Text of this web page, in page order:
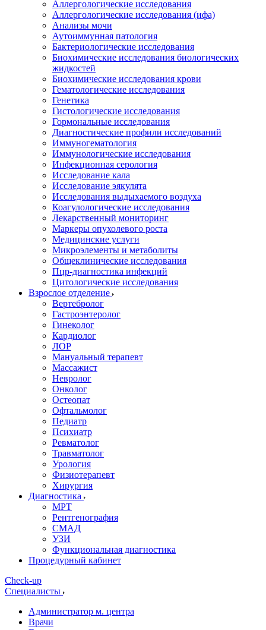
Аллергологические исследования
Аллергологические исследования (ифа)
Анализы мочи
Аутоиммунная патология
Бактериологические исследования
Биохимические исследования биологических
жидкостей
Биохимические исследования крови
Гематологические исследования
Генетика
Гистологические исследования
Гормональные исследования
Диагностические профили исследований
Иммуногематология
Иммунологические исследования
Инфекционная серология
Исследование кала
Исследование эякулята
Исследования выдыхаемого воздуха
Коагулологические исследования
Лекарственный мониторинг
Маркеры опухолевого роста
Медицинские услуги
Микроэлементы и метаболиты
Общеклинические исследования
Пцр-диагностика инфекций
Цитологические исследования
Взрослое отделение
Вертебролог
Гастроэнтеролог
Гинеколог
Кардиолог
ЛОР
Мануальный терапевт
Массажист
Невролог
Онколог
Остеопат
Офтальмолог
Педиатр
Психиатр
Ревматолог
Травматолог
Урология
Физиотерапевт
Хирургия
Диагностика
МРТ
Рентгенография
СМАД
УЗИ
Функциональная диагностика
Процедурный кабинет
Cheсk-up
Специалисты
Администратор м. центра
Врачи